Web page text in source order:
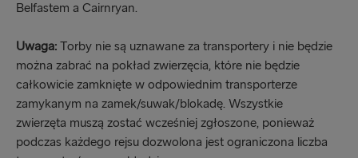
Belfastem a Cairnryan.
Uwaga: Torby nie są uznawane za transportery i nie będzie
można zabrać na pokład zwierzęcia, które nie będzie
całkowicie zamknięte w odpowiednim transporterze
zamykanym na zamek/suwak/blokadę. Wszystkie
zwierzęta muszą zostać wcześniej zgłoszone, ponieważ
podczas każdego rejsu dozwolona jest ograniczona liczba